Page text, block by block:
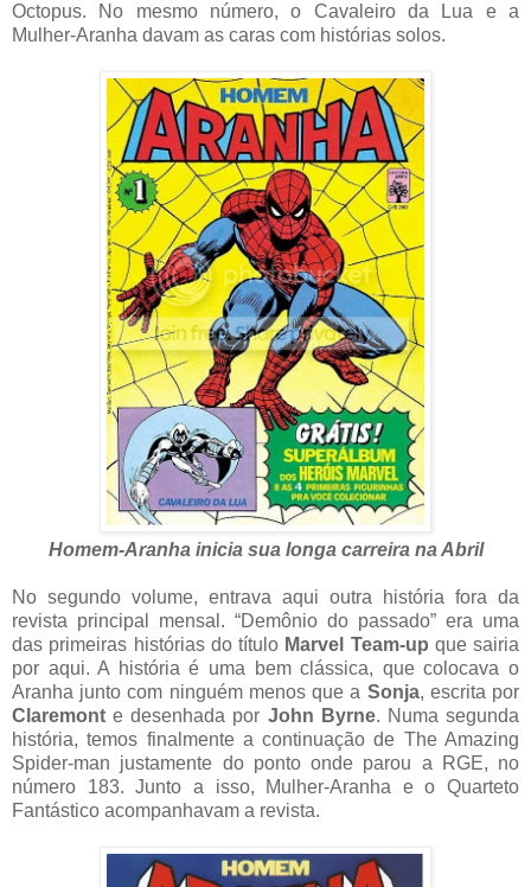
Octopus. No mesmo número, o Cavaleiro da Lua e a
Mulher-Aranha davam as caras com histórias solos.
Homem-Aranha inicia sua longa carreira na Abril
No segundo volume, entrava aqui outra história fora da
revista principal mensal. “Demônio do passado” era uma
das primeiras histórias do título Marvel Team-up que sairia
por aqui. A história é uma bem clássica, que colocava o
Aranha junto com ninguém menos que a Sonja, escrita por
Claremont e desenhada por John Byrne. Numa segunda
história, temos finalmente a continuação de The Amazing
Spider-man justamente do ponto onde parou a RGE, no
número 183. Junto a isso, Mulher-Aranha e o Quarteto
Fantástico acompanhavam a revista.